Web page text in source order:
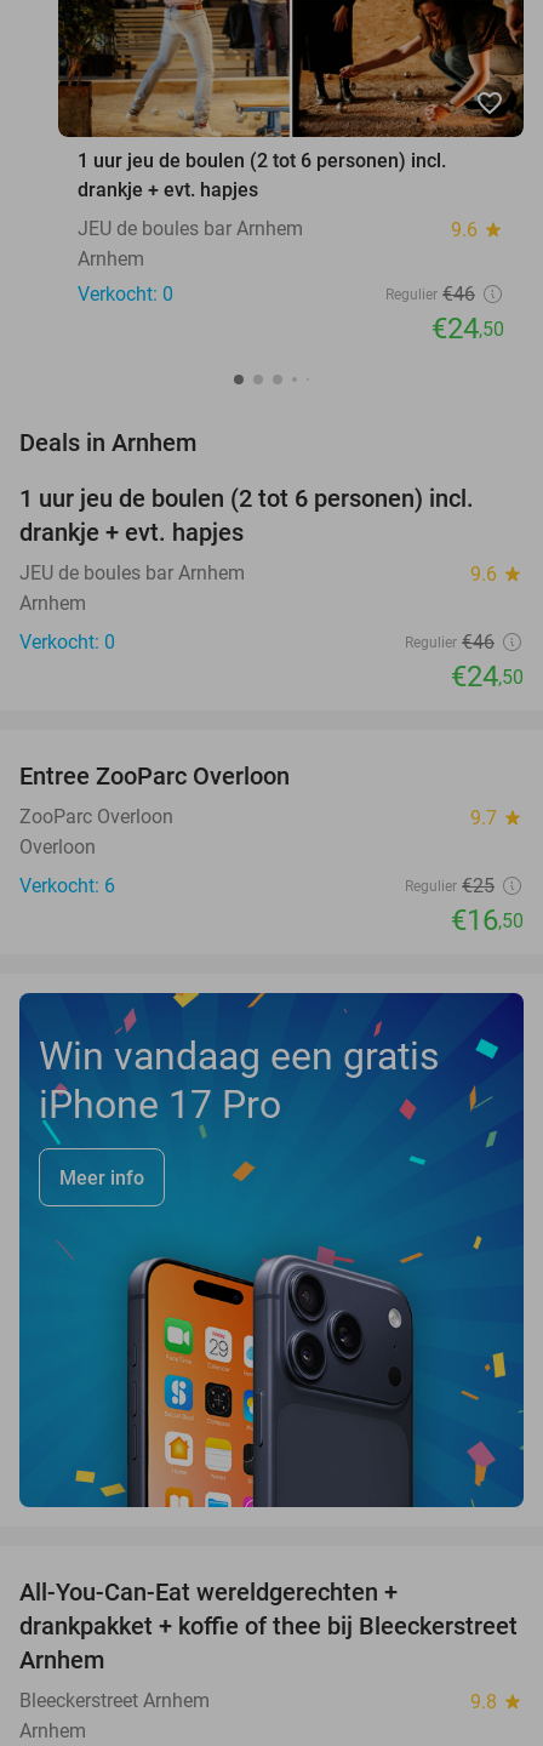
favorite_border
1 uur jeu de boulen (2 tot 6 personen) incl.
drankje + evt. hapjes
JEU de boules bar Arnhem
9.6 star
Arnhem
Verkocht: 0
Regulier €46
€24,50
Deals in Arnhem
47%
NEW
TODAY
1 uur jeu de boulen (2 tot 6 personen) incl.
drankje + evt. hapjes
JEU de boules bar Arnhem 9.6 star
Arnhem
Verkocht: 0
Regulier €46
€24,50
TODAY
Entree ZooParc Overloon
ZooParc Overloon 9.7 star
Overloon
Verkocht: 6
Regulier €25
€16,50
Win vandaag een gratis
iPhone 17 Pro
Meer info
All-You-Can-Eat wereldgerechten +
drankpakket + koffie of thee bij Bleeckerstreet
Arnhem
Bleeckerstreet Arnhem 9.8 star
Arnhem